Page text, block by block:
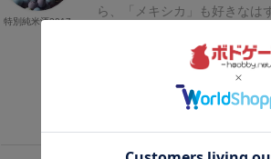
ルプリ(マスの数)作れます。
造りのための攻防。第2ピリ
て、新規のカルプリ設定や各
アステカ文明でありながら、
ら、「メキシカ」も好きなは
取り組み、「ティカル」よ
パッケージは、無
なシステムが、これ一つに詰
知識を試される感じ。これぞ
特別純米酒2017